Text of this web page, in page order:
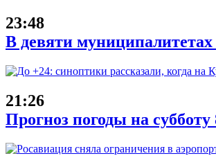
23:48
В девяти
21:26
Прогноз погоды на